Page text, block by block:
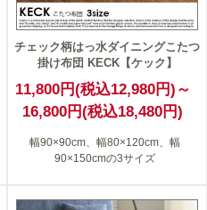
チェック柄はっ水ダイニングこたつ
掛け布団 KECK【ケック】
11,800円(税込12,980円)～
16,800円(税込18,480円)
幅90×90cm、幅80×120cm、幅
90×150cmの3サイズ